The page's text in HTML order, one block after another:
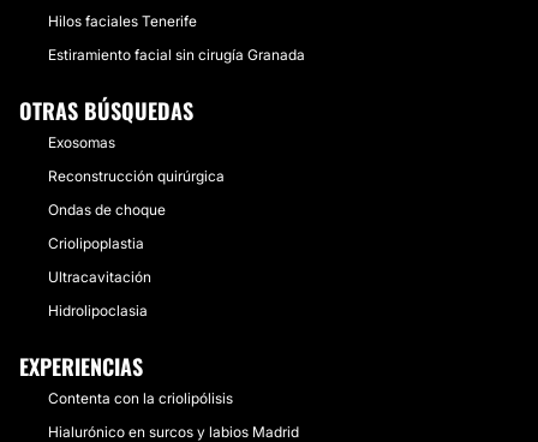
Hilos faciales Tenerife
Estiramiento facial sin cirugía Granada
OTRAS BÚSQUEDAS
Exosomas
Reconstrucción quirúrgica
Ondas de choque
Criolipoplastia
Ultracavitación
Hidrolipoclasia
EXPERIENCIAS
Contenta con la criolipólisis
Hialurónico en surcos y labios Madrid